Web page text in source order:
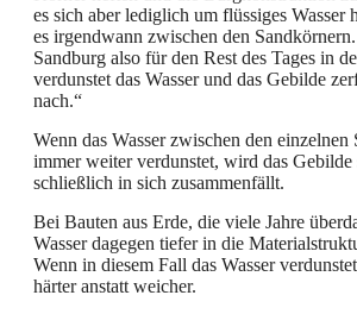
es sich aber lediglich um flüssiges Wasser
es irgendwann zwischen den
Sandburg also für den Rest des Tages in
verdunstet das Wasser und das Gebilde
nach.“
Wenn das Wasser zwischen den einzelnen
immer weiter verdunstet, wird das Gebilde
schließlich in sich zusammenfällt.
Bei Bauten aus Erde, die viele Jahre
Wasser dagegen tiefer in die
Wenn in diesem Fall das Wasser
härter anstatt weicher.